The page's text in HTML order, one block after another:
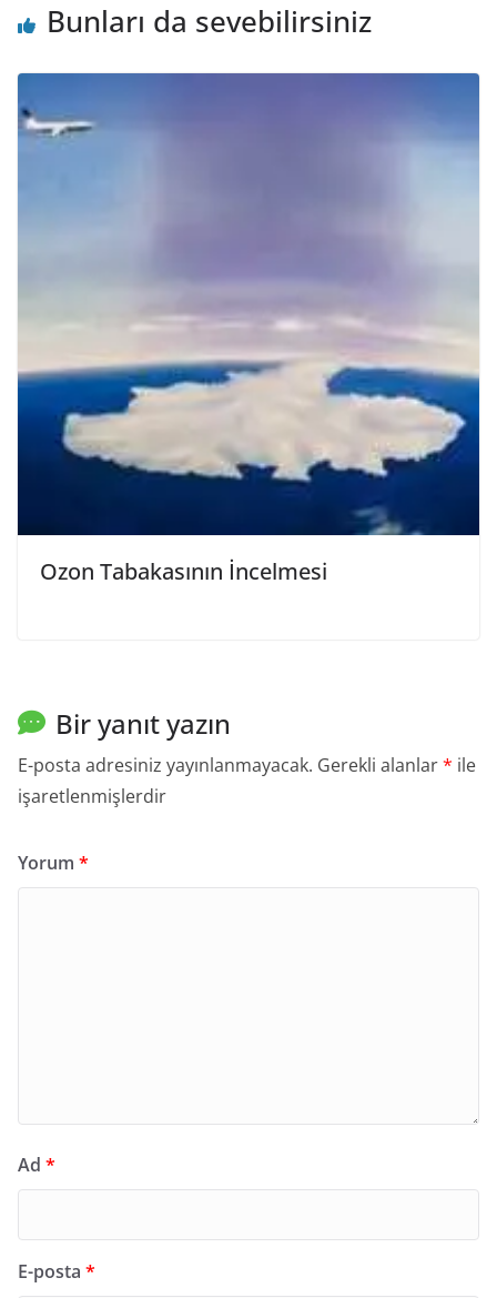
Bunları da sevebilirsiniz
Ozon Tabakasının İncelmesi
Bir yanıt yazın
E-posta adresiniz yayınlanmayacak. Gerekli alanlar* ile
işaretlenmişlerdir
Yorum *
Ad *
E-posta *